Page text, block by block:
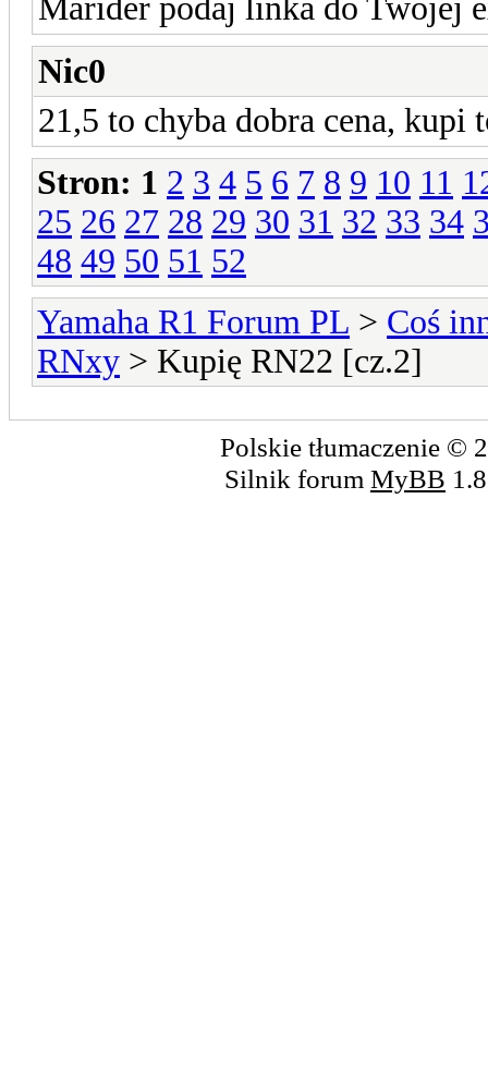
Marider podaj linka do Twojej
Nic0
21,5 to chyba dobra cena, kupi
Stron: 1 2 3 4 5 6 7 8 9 10 11
25 26 27 28 29 30 31 32 33 34
48 49 50 51 52
Yamaha R1 Forum PL > Coś
RNxy > Kupię RN22 [cz.2]
Polskie tłumaczenie ©
Silnik forum MyBB